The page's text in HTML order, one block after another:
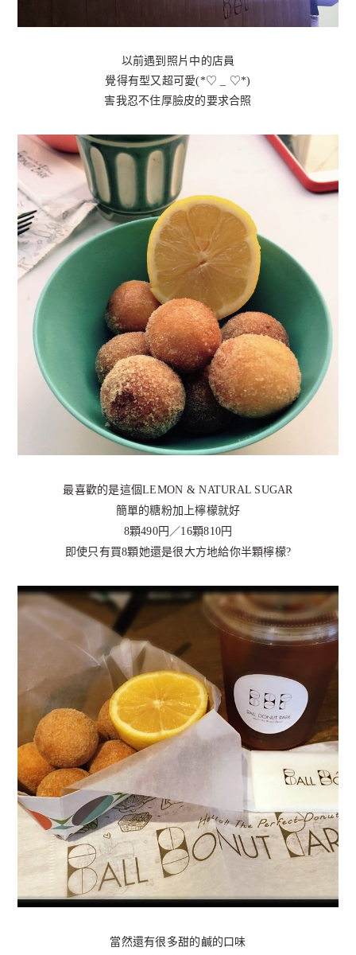
以前遇到照片中的店員
覺得有型又超可愛(*♡ _ ♡*)
害我忍不住厚臉皮的要求合照
最喜歡的是這個LEMON & NATURAL SUGAR
簡單的糖粉加上檸檬就好
8顆490円／16顆810円
即使只有買8顆她還是很大方地給你半顆檸檬?
當然還有很多甜的鹹的口味